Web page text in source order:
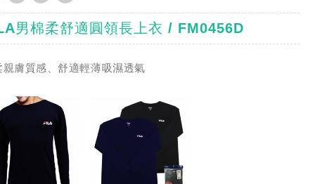
男棉柔舒適圓領長上衣 / FM0456D
親膚質感、舒適輕薄吸濕透氣